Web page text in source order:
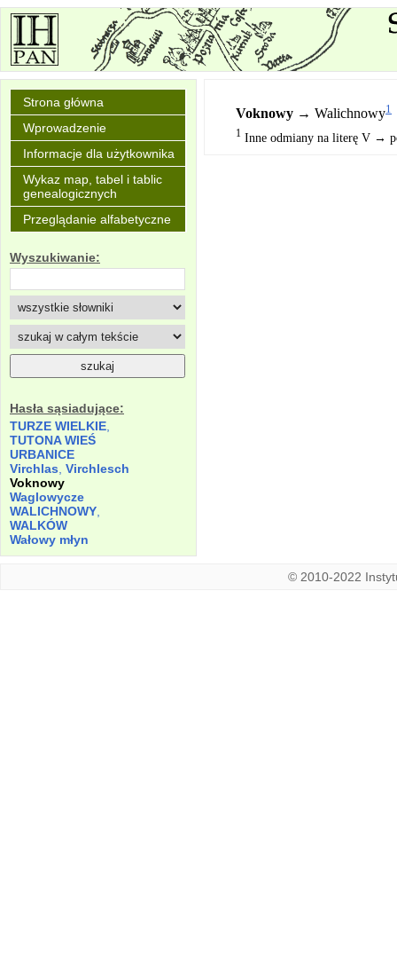
Strona główna
Wprowadzenie
Informacje dla użytkownika
Wykaz map, tabel i tablic
genealogicznych
Przeglądanie alfabetyczne
Wyszukiwanie:
Hasła sąsiadujące:
TURZE WIELKIE
TUTONA WIEŚ
URBANICE
Virchlas Virchlesch
Voknowy
Waglowycze
WALICHNOWY
WALKÓW
Wałowy młyn
Voknowy → Walichnowy1
1 Inne odmiany na literę V →
© 2010-2022